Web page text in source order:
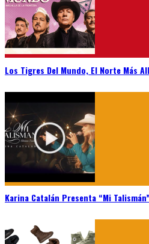
Los Tigres Del Mundo, El Norte Más
Karina Catalán Presenta “Mi Talismán”